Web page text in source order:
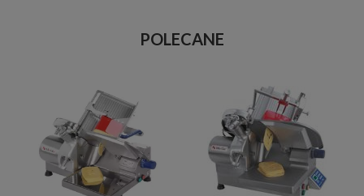
POLECANE